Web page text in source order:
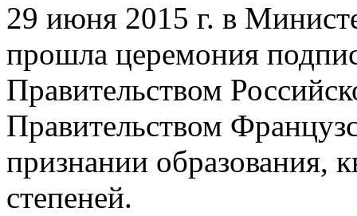
29 июня 2015 г. в
прошла церемония
Правительством
Правительством
признании образования,
степеней.